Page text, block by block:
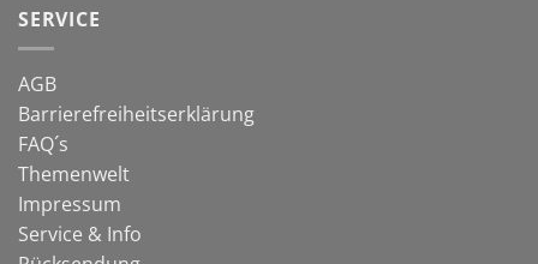
SERVICE
AGB
Barrierefreiheitserklärung
FAQ´s
Themenwelt
Impressum
Service & Info